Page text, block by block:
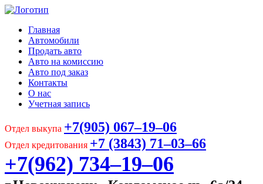
Главная
Автомобили
Продать авто
Авто на комиссию
Авто под заказ
Контакты
О нас
Учетная запись
Отдел выкупа +7(905) 067‒19‒06
Отдел кредитования +7 (3843) 71‒03‒66
+7(962) 734‒19‒06